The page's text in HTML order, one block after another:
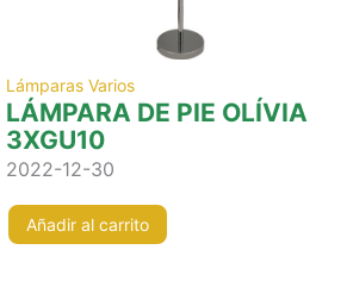
Lámparas Varios
LÁMPARA DE PIE OLÍVIA
3XGU10
2022-12-30
Añadir al carrito